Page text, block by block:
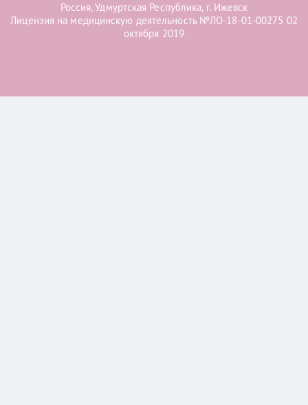
Россия, Удмуртская Республика, г. Ижевск
Лицензия на медицинскую деятельность №ЛО-18-01-00275 02
октября 2019